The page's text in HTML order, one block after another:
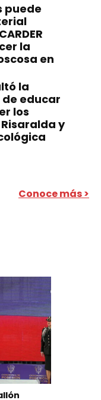
puede
la
en
la
educar
los
y
Conoce más >